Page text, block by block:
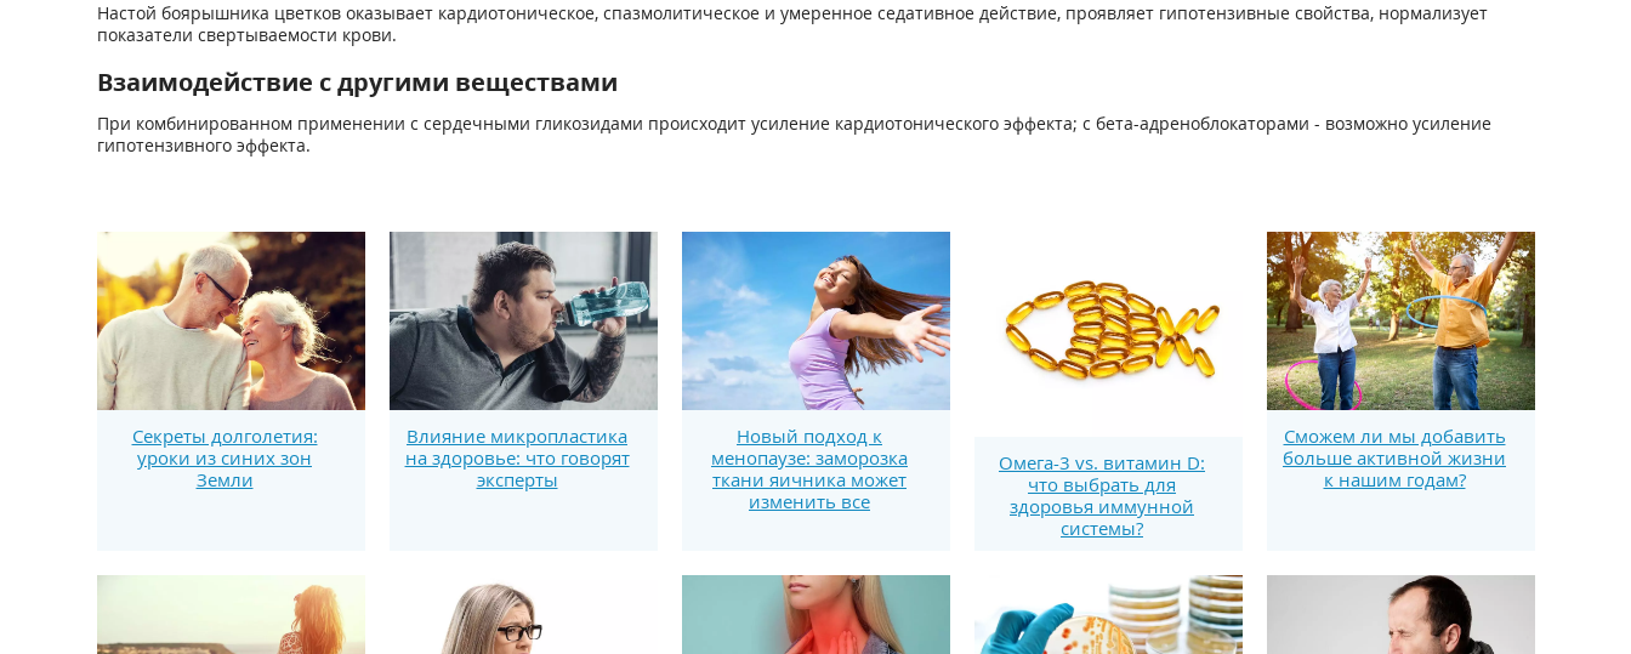
Настой боярышника цветков оказывает кардиотоническое, спазмолитическое и умеренное седативное действие, проявляет гипотензивные свойства, нормализует
показатели свертываемости крови.
Взаимодействие с другими веществами
При комбинированном применении с сердечными гликозидами происходит усиление кардиотонического эффекта; с бета-адреноблокаторами - возможно усиление
гипотензивного эффекта.
Секреты долголетия:
уроки из синих зон
Земли
Влияние микропластика
на здоровье: что говорят
эксперты
Новый подход к
менопаузе: заморозка
ткани яичника может
изменить все
Омега-3 vs. витамин D:
что выбрать для
здоровья иммунной
системы?
Сможем ли мы добавить
больше активной жизни
к нашим годам?